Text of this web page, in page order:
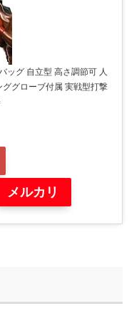
ッグ 自立型 高さ調節可 人
グローブ付属 実戦型打撃
メルカリ